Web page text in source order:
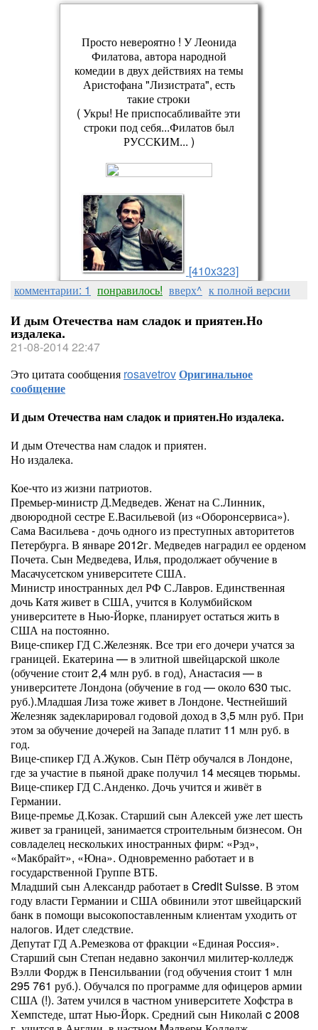
Просто невероятно ! У Леонида
Филатова, автора народной
комедии в двух действиях на темы
Аристофана "Лизистрата", есть
такие строки
( Укры! Не приспосабливайте эти
строки под себя...Филатов был
РУССКИМ... )
[410x323]
комментарии: 1 понравилось! вверх^ к полной версии
И дым Отечества нам сладок и приятен.Но
издалека.
21-08-2014 22:47
Это цитата сообщения rosavetrovОригинальное
сообщение
И дым Отечества нам сладок и приятен.Но издалека.
И дым Отечества нам сладок и приятен.
Но издалека.
Кое-что из жизни патриотов.
Премьер-министр Д.Медведев. Женат на С.Линник,
двоюродной сестре Е.Васильевой (из «Оборонсервиса»).
Сама Васильева - дочь одного из преступных авторитетов
Петербурга. В январе 2012г. Медведев наградил ее орденом
Почета. Сын Медведева, Илья, продолжает обучение в
Масачусетском университете США.
Министр иностранных дел РФ С.Лавров. Единственная
дочь Катя живет в США, учится в Колумбийском
университете в Нью-Йорке, планирует остаться жить в
США на постоянно.
Вице-спикер ГД С.Железняк. Все три его дочери учатся за
границей. Екатерина — в элитной швейцарской школе
(обучение стоит 2,4 млн руб. в год), Анастасия — в
университете Лондона (обучение в год — около 630 тыс.
руб.).Младшая Лиза тоже живет в Лондоне. Честнейший
Железняк задекларировал годовой доход в 3,5 млн руб. При
этом за обучение дочерей на Западе платит 11 млн руб. в
год.
Вице-спикер ГД А.Жуков. Сын Пётр обучался в Лондоне,
где за участие в пьяной драке получил 14 месяцев тюрьмы.
Вице-спикер ГД С.Анденко. Дочь учится и живёт в
Германии.
Вице-премье Д.Козак. Старший сын Алексей уже лет шесть
живет за границей, занимается строительным бизнесом. Он
совладелец нескольких иностранных фирм: «Рэд»,
«Макбрайт», «Юна». Одновременно работает и в
государственной Группе ВТБ.
Младший сын Александр работает в Credit Suisse. В этом
году власти Германии и США обвинили этот швейцарский
банк в помощи высокопоставленным клиентам уходить от
налогов. Идет следствие.
Депутат ГД А.Ремезкова от фракции «Единая Россия».
Старший сын Степан недавно закончил милитер-колледж
Вэлли Фордж в Пенсильвании (год обучения стоит 1 млн
295 761 руб.). Обучался по программе для офицеров армии
США (!). Затем учился в частном университете Хофстра в
Хемпстеде, штат Нью-Йорк. Средний сын Николай c 2008